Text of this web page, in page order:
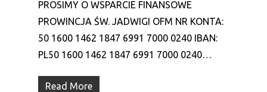
PROSIMY O WSPARCIE FINANSOWE
PROWINCJA ŚW. JADWIGI OFM NR KONTA:
50 1600 1462 1847 6991 7000 0240 IBAN:
PL50 1600 1462 1847 6991 7000 0240…
Read More